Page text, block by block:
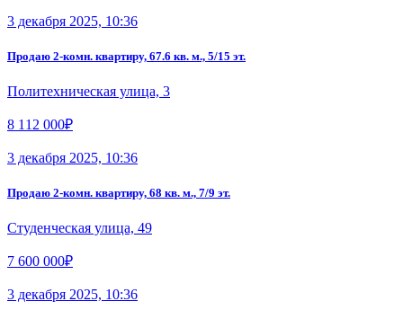
3 декабря 2025, 10:36
Продаю 2-комн. квартиру, 67.6 кв. м., 5/15 эт.
Политехническая улица, 3
8 112 000₽
3 декабря 2025, 10:36
Продаю 2-комн. квартиру, 68 кв. м., 7/9 эт.
Студенческая улица, 49
7 600 000₽
3 декабря 2025, 10:36